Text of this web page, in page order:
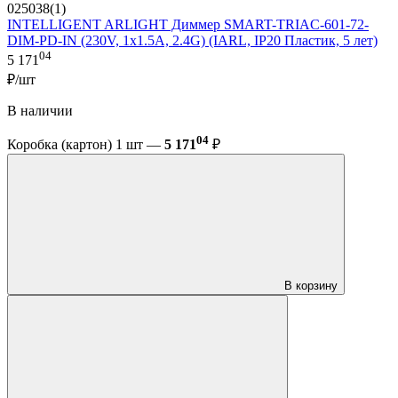
025038(1)
INTELLIGENT ARLIGHT Диммер SMART-TRIAC-601-72-
DIM-PD-IN (230V, 1x1.5A, 2.4G) (IARL, IP20 Пластик, 5 лет)
5 17104
₽/шт
В наличии
Коробка (картон) 1 шт — 5 17104 ₽
В корзину